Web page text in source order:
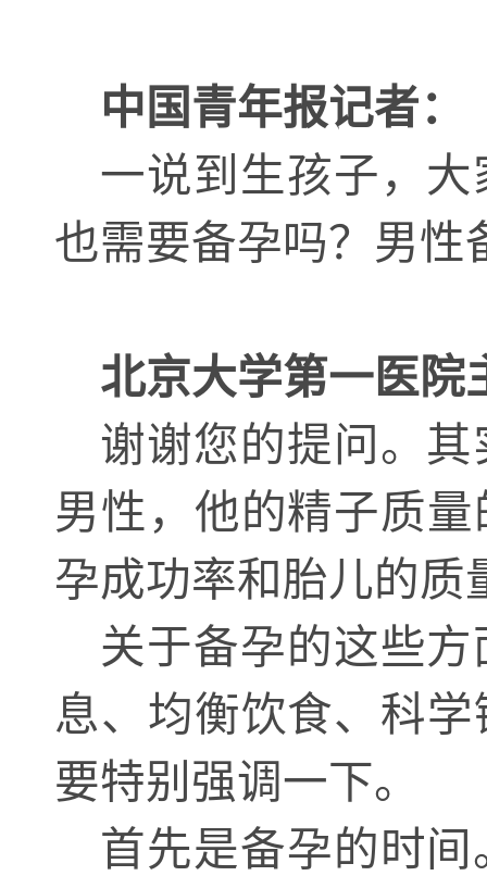
中国青年报记者：
一说到生孩子，
也需要备孕吗？男性
北京大学第一医院
谢谢您的提问。
男性，他的精子质
孕成功率和胎儿的质
关于备孕的这些
息、均衡饮食、科
要特别强调一下。
首先是备孕的时